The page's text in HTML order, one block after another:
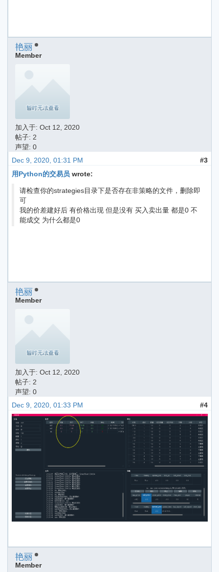
艳丽
Member
加入于: Oct 12, 2020
帖子: 2
声望: 0
Dec 9, 2020, 01:31 PM
#3
用Python的交易员 wrote:
请检查你的strategies目录下是否存在非策略的文件，删除即
可
我的价差建好后 有价格出现 但是没有 买入卖出量 都是0 不
能成交 为什么都是0
艳丽
Member
加入于: Oct 12, 2020
帖子: 2
声望: 0
Dec 9, 2020, 01:33 PM
#4
艳丽
Member